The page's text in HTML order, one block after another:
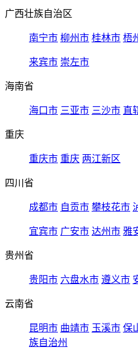
广西壮族自治区
南宁市 柳州市 桂林市 梧
来宾市 崇左市
海南省
海口市 三亚市 三沙市 直
重庆
重庆市 重庆 两江新区
四川省
成都市 自贡市 攀枝花市
宜宾市 广安市 达州市 雅
贵州省
贵阳市 六盘水市 遵义市
云南省
昆明市 曲靖市 玉溪市 保
族自治州